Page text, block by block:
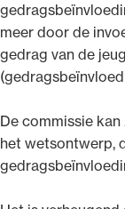
meer door de
gedrag van de
De commissie
het wetsontwerp,